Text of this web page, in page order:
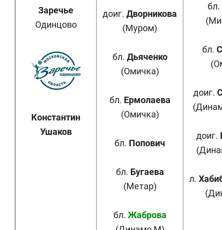
Заречье
Одинцово
Константин
Ушаков
доиг. Дворникова
(Муром)
бл. Дьяченко
(Омичка)
бл. Ермолаева
(Омичка)
бл. Попович
бл. Бугаева
(Метар)
бл. Жаброва
бл.
бл.
доиг.
доиг.
л.